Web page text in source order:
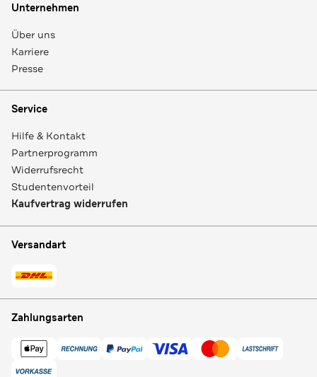
Unternehmen
Über uns
Karriere
Presse
Service
Hilfe & Kontakt
Partnerprogramm
Widerrufsrecht
Studentenvorteil
Kaufvertrag widerrufen
Versandart
Zahlungsarten